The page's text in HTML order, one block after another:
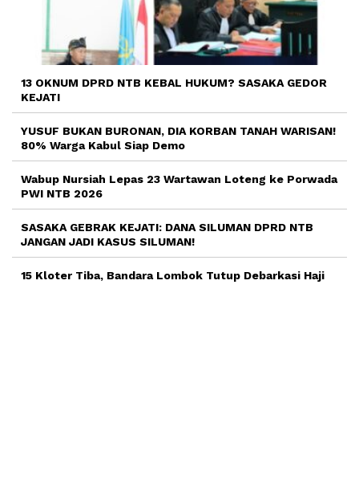
13 OKNUM DPRD NTB KEBAL HUKUM? SASAKA GEDOR
KEJATI
YUSUF BUKAN BURONAN, DIA KORBAN TANAH WARISAN!
80% Warga Kabul Siap Demo
Wabup Nursiah Lepas 23 Wartawan Loteng ke Porwada
PWI NTB 2026
SASAKA GEBRAK KEJATI: DANA SILUMAN DPRD NTB
JANGAN JADI KASUS SILUMAN!
15 Kloter Tiba, Bandara Lombok Tutup Debarkasi Haji